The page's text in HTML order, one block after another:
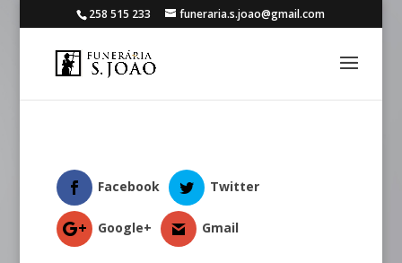
258 515 233 funeraria.s.joao@gmail.com
Facebook Twitter
Google+ Gmail